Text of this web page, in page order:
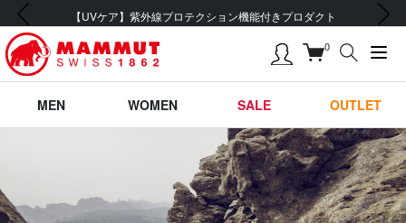
会員登録で【5,500円 (税込) 以上 送料無料】
前の画像 次の画像
0
MEN WOMEN SALE OUTLET